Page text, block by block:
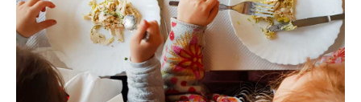
Recettes
Shopping
Évènements